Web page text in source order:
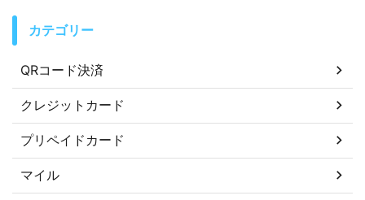
カテゴリー
QRコード決済
クレジットカード
プリペイドカード
マイル